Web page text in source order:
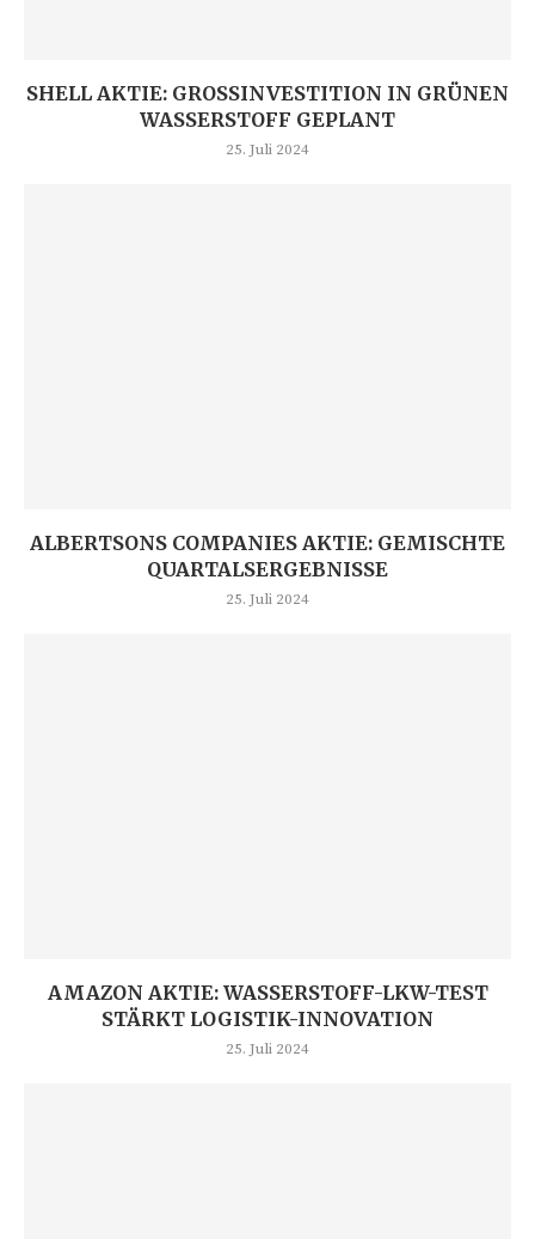
SHELL AKTIE: GROSSINVESTITION IN GRÜNEN W
ASSERSTOFF GEPLANT
25. Juli 2024
ALBERTSONS COMPANIES AKTIE: GEMISCHTE
QUARTALSERGEBNISSE
25. Juli 2024
AMAZON AKTIE: WASSERSTOFF-LKW-TEST
STÄRKT LOGISTIK-INNOVATION
25. Juli 2024